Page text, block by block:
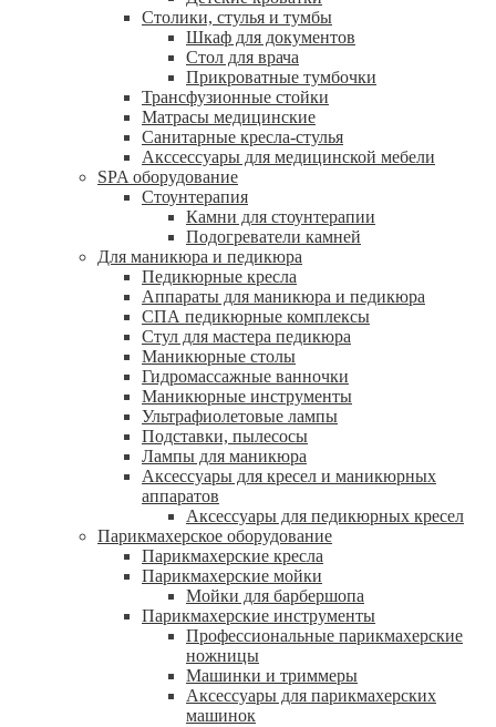
Столики, стулья и тумбы
Шкаф для документов
Стол для врача
Прикроватные тумбочки
Трансфузионные стойки
Матрасы медицинские
Санитарные кресла-стулья
Акссессуары для медицинской мебели
SPA оборудование
Стоунтерапия
Камни для стоунтерапии
Подогреватели камней
Для маникюра и педикюра
Педикюрные кресла
Аппараты для маникюра и педикюра
СПА педикюрные комплексы
Стул для мастера педикюра
Маникюрные столы
Гидромассажные ванночки
Маникюрные инструменты
Ультрафиолетовые лампы
Подставки, пылесосы
Лампы для маникюра
Аксессуары для кресел и маникюрных
аппаратов
Аксессуары для педикюрных кресел
Парикмахерское оборудование
Парикмахерские кресла
Парикмахерские мойки
Мойки для барбершопа
Парикмахерские инструменты
Профессиональные парикмахерские
ножницы
Машинки и триммеры
Аксессуары для парикмахерских
машинок